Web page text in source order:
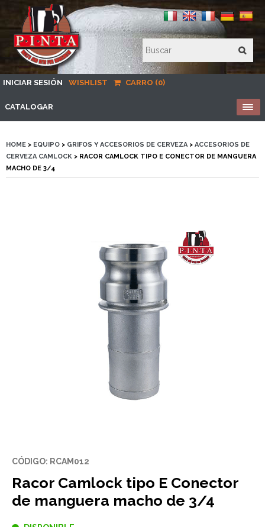
INICIAR SESIÓN WISHLIST CARRO (0)
CATALOGAR
HOME > EQUIPO > GRIFOS Y ACCESORIOS DE CERVEZA> ACCESORIOS DE
CERVEZA CAMLOCK > RACOR CAMLOCK TIPO E CONECTOR DE MANGUERA
MACHO DE 3/4
CÓDIGO: RCAM012
Racor Camlock tipo E Conector
de manguera macho de 3/4